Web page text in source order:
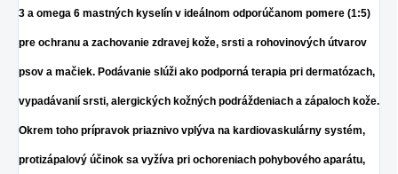
3 a omega 6 mastných kyselín v ideálnom odporúčanom pomere (1:5)
pre ochranu a zachovanie zdravej kože, srsti a rohovinových útvarov
psov a mačiek. Podávanie slúži ako podporná terapia pri dermatózach,
vypadávanií srsti, alergických kožných podráždeniach a zápaloch kože.
Okrem toho prípravok priaznivo vplýva na kardiovaskulárny systém,
protizápalový účinok sa vyžíva pri ochoreniach pohybového aparátu,